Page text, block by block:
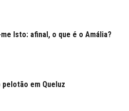
me Isto: afinal, o que é o Amália?
pelotão em Queluz